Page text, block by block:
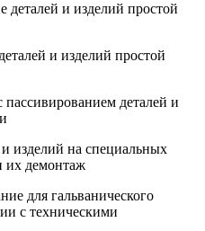
деталей и изделий простой
и изделий простой
деталей и
изделий на специальных
их демонтаж
для гальванического
с техническими